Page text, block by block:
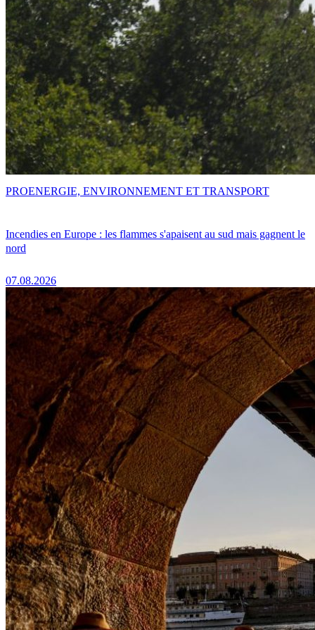
Incendies en Europe : les flammes s'apaisent au sud mais gagnent le
nord
07.08.2026
PROENERGIE, ENVIRONNEMENT ET TRANSPORT